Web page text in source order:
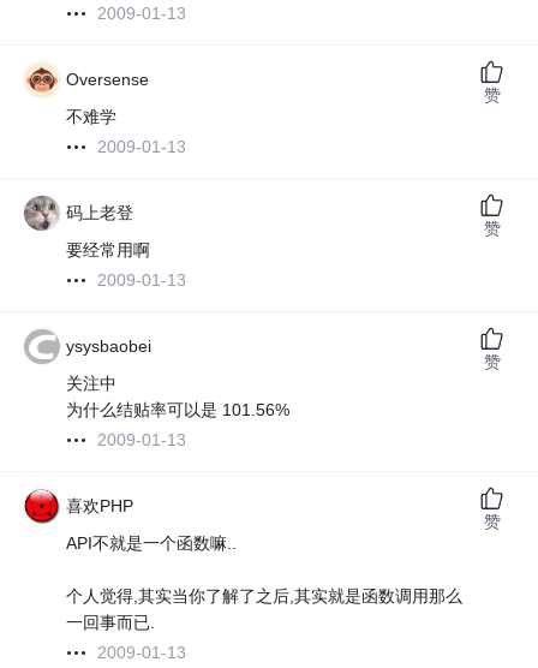
2009-01-13
Oversense
不难学
2009-01-13
赞
码上老登
要经常用啊
2009-01-13
赞
ysysbaobei
关注中
为什么结贴率可以是 101.56%
2009-01-13
赞
喜欢PHP
API不就是一个函数嘛..
个人觉得,其实当你了解了之后,其实就是函数调用那么
一回事而已.
2009-01-13
赞